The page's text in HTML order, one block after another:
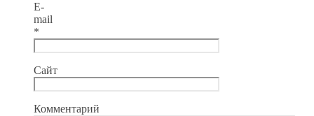
E-
mail
*
Сайт
Комментарий